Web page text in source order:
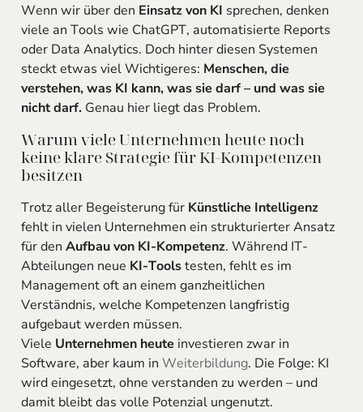
Wenn wir über den Einsatz von KI sprechen, denken
viele an Tools wie ChatGPT, automatisierte Reports
oder Data Analytics. Doch hinter diesen Systemen
steckt etwas viel Wichtigeres: Menschen, die
verstehen, was KI kann, was sie darf – und was sie
nicht darf.Genau hier liegt das Problem.
Warum viele Unternehmen heute noch
keine klare Strategie für KI-Kompetenzen
besitzen
Trotz aller Begeisterung für Künstliche Intelligenz
fehlt in vielen Unternehmen ein strukturierter Ansatz
für den Aufbau von KI-Kompetenz. Während IT-
Abteilungen neue KI-Toolstesten, fehlt es im
Management oft an einem ganzheitlichen
Verständnis, welche Kompetenzen langfristig
aufgebaut werden müssen.
Viele Unternehmen heuteinvestieren zwar in
Software, aber kaum in Weiterbildung. Die Folge: KI
wird eingesetzt, ohne verstanden zu werden – und
damit bleibt das volle Potenzial ungenutzt.